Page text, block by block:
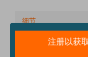
细节
技术规格